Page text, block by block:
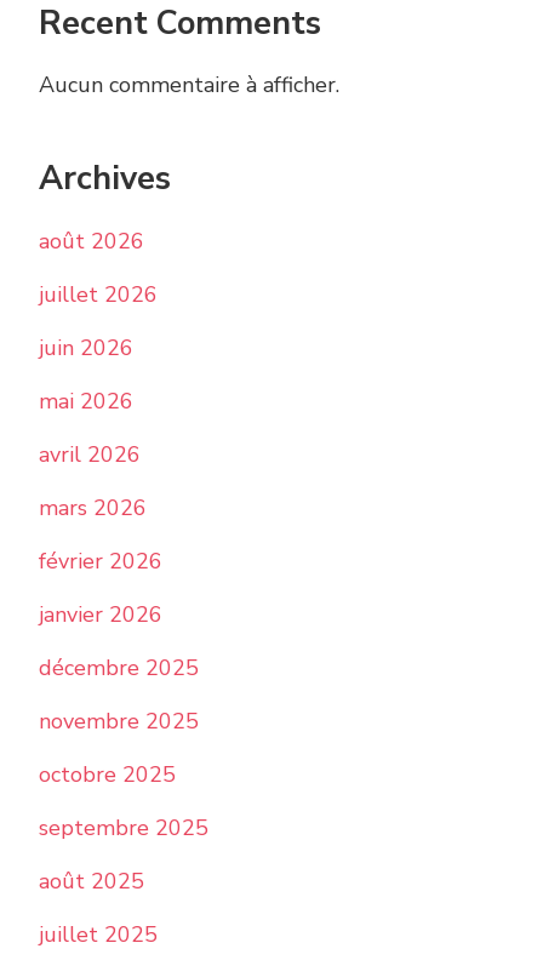
Recent Comments
Aucun commentaire à afficher.
Archives
août 2026
juillet 2026
juin 2026
mai 2026
avril 2026
mars 2026
février 2026
janvier 2026
décembre 2025
novembre 2025
octobre 2025
septembre 2025
août 2025
juillet 2025